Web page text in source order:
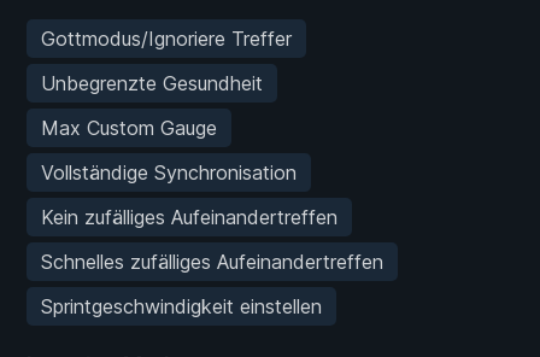
Gottmodus/Ignoriere Treffer
Unbegrenzte Gesundheit
Max Custom Gauge
Vollständige Synchronisation
Kein zufälliges Aufeinandertreffen
Schnelles zufälliges Aufeinandertreffen
Sprintgeschwindigkeit einstellen